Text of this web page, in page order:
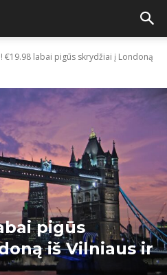
€19.98 labai pigūs skrydžiai į Londoną
pigūs
iš Vilniaus ir